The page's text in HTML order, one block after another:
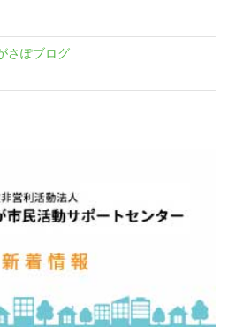
さぽブログ